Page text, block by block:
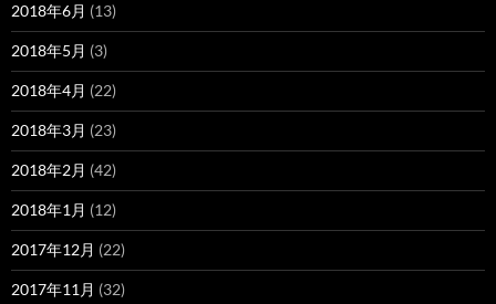
2018年6月 (13)
2018年5月 (3)
2018年4月 (22)
2018年3月 (23)
2018年2月 (42)
2018年1月 (12)
2017年12月 (22)
2017年11月 (32)